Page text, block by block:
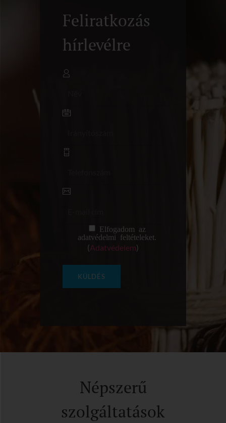
Feliratkozás
hírlevélre
Elfogadom az
adatvédelmi feltételeket.
(Adatvédelem)
Népszerű
szolgáltatások